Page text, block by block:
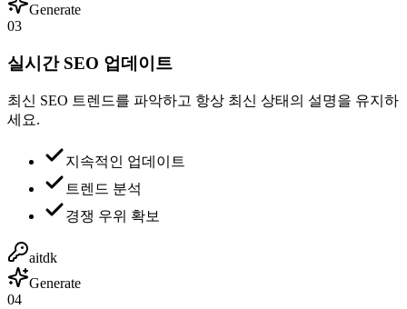
Generate
03
실시간 SEO 업데이트
최신 SEO 트렌드를 파악하고 항상 최신 상태의 설명을 유지하
세요.
지속적인 업데이트
트렌드 분석
경쟁 우위 확보
aitdk
Generate
04